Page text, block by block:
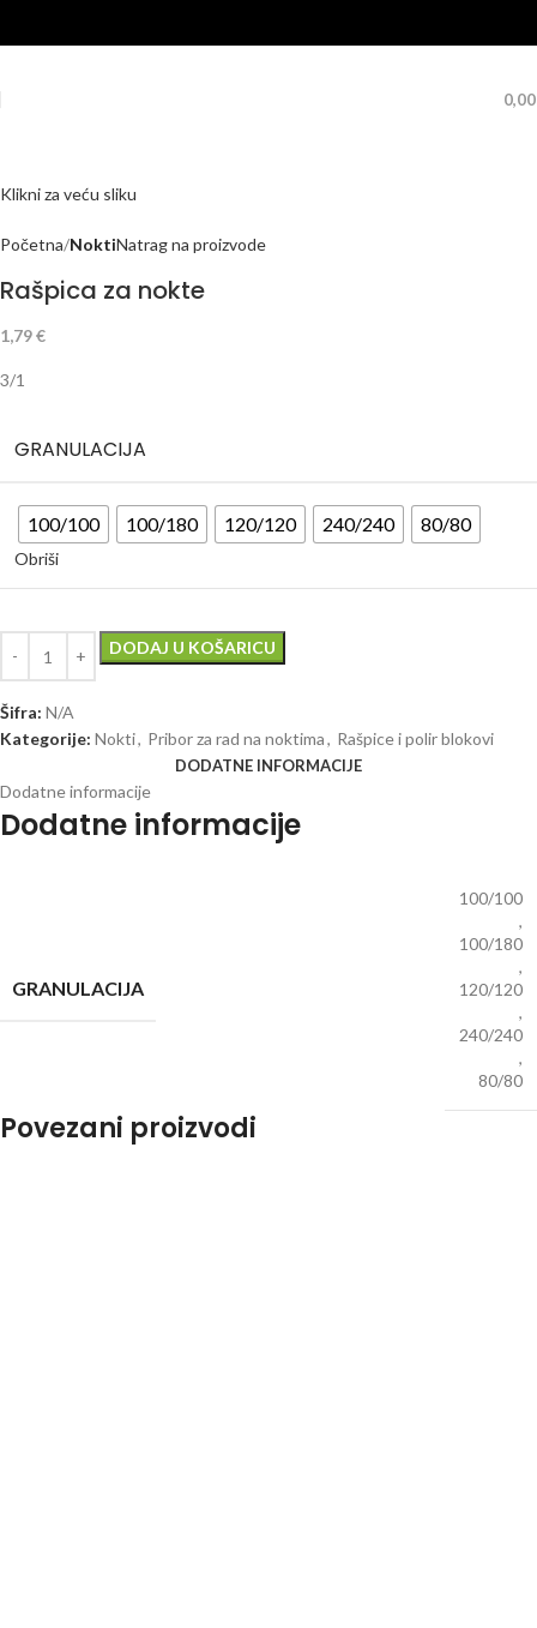
Klikni za veću sliku
Početna NoktiNatrag na proizvode
Rašpica za nokte
1,79€
3/1
GRANULACIJA
100/100 100/180 120/120 240/240 80/80
Obriši
DODAJ U KOŠARICU
Šifra: N/A
Kategorije: Nokti, Pribor za rad na noktima, Rašpice i polir blokovi
DODATNE INFORMACIJE
Dodatne informacije
Dodatne informacije
GRANULACIJA
100/100
,
100/180
,
120/120
,
240/240
,
80/80
Povezani proizvodi